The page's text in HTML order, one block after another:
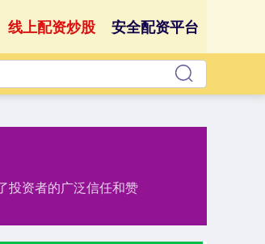
线上配资炒股 安全配资平台
投资者的广泛信任和赞